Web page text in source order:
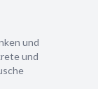
und
und